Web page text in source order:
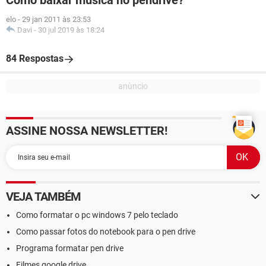
elo - 29 jan 2011 às 23:53
Davi - 30 jul 2019 às 18:24
84 Respostas
ASSINE NOSSA NEWSLETTER!
VEJA TAMBÉM
Como formatar o pc windows 7 pelo teclado
Como passar fotos do notebook para o pen drive
Programa formatar pen drive